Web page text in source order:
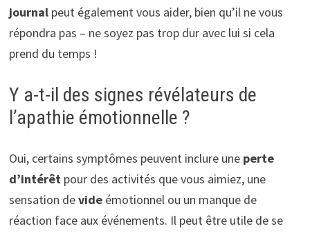
journalpeut également vous aider, bien qu’il ne vous
répondra pas – ne soyez pas trop dur avec lui si cela
prend du temps !
Y a-t-il des signes révélateurs de
l’apathie émotionnelle ?
Oui, certains symptômes peuvent inclure une perte
d’intérêtpour des activités que vous aimiez, une
sensation devideémotionnel ou un manque de
réaction face aux événements. Il peut être utile de se